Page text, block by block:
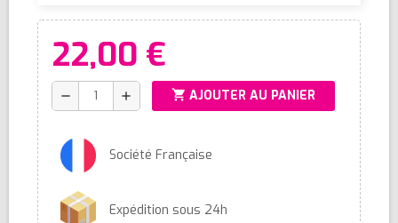
22,00 €
remove add shopping_cart AJOUTER AU PANIER
Société Française
Expédition sous 24h